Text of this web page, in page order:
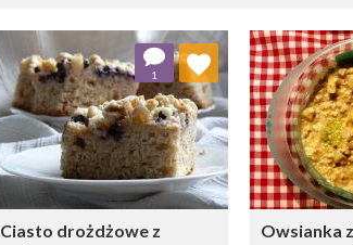
Ciasto drożdżowe z
1
Dodaj do ulubionych
Wybierz listę:
Owsianka